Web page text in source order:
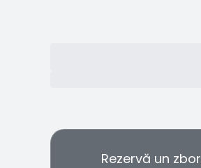
Rezervă un zbor